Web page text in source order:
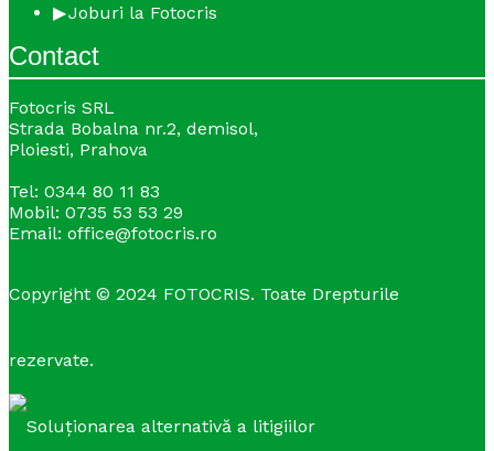
Joburi la Fotocris
Contact
Fotocris SRL
Strada Bobalna nr.2, demisol,
Ploiesti, Prahova
Tel: 0344 80 11 83
Mobil: 0735 53 53 29
Email: office@fotocris.ro
Copyright © 2024 FOTOCRIS. Toate Drepturile
rezervate.